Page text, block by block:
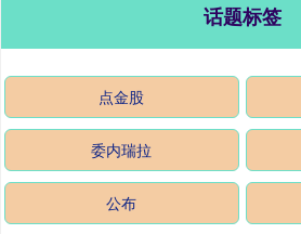
话题标签
点金股
委内瑞拉
公布